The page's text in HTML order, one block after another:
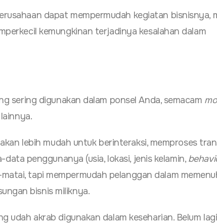
dapat mempermudah kegiatan bisnisnya,
kemungkinan terjadinya kesalahan dalam
sering digunakan dalam ponsel Anda, semacam
lebih mudah untuk berinteraksi, memproses
data penggunanya (usia, lokasi, jenis kelamin,
tapi mempermudah pelanggan dalam
bisnis miliknya.
udah akrab digunakan dalam keseharian. Belum lagi